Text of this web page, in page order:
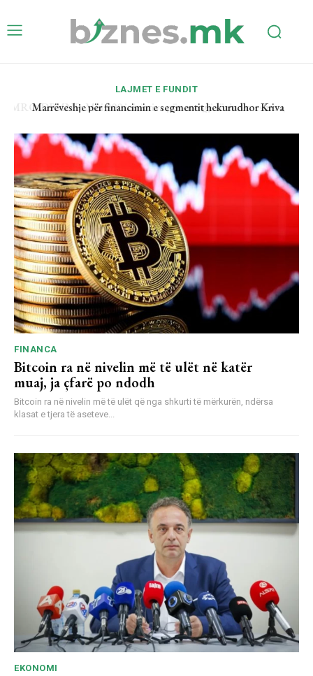
LAJMET E FUNDIT
Marrëveshje për financimin e segmentit hekurudhor Kriva
FINANCA
Bitcoin ra në nivelin më të ulët në katër
muaj, ja çfarë po ndodh
Bitcoin ra në nivelin më të ulët që nga shkurti të mërkurën, ndërsa
klasat e tjera të aseteve...
EKONOMI